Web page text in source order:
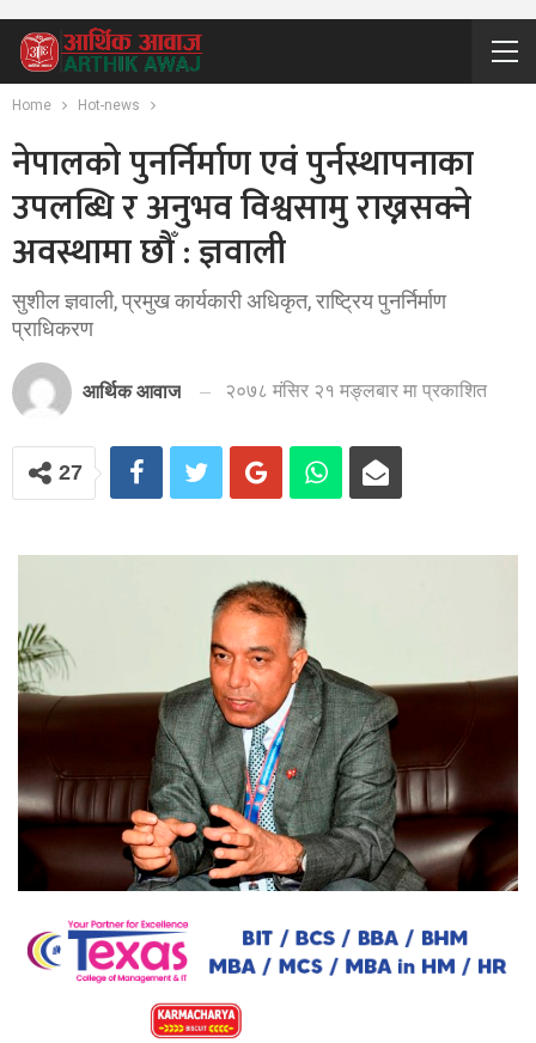
Home Hot-news
नेपालको पुनर्निर्माण एवं पुर्नस्थापनाका
उपलब्धि र अनुभव विश्वसामु राख्नसक्ने
अवस्थामा छौँ : ज्ञवाली
सुशील ज्ञवाली, प्रमुख कार्यकारी अधिकृत, राष्ट्रिय पुनर्निर्माण
प्राधिकरण
आर्थिक आवाज २०७८ मंसिर २१ मङ्लबार मा प्रकाशित
27